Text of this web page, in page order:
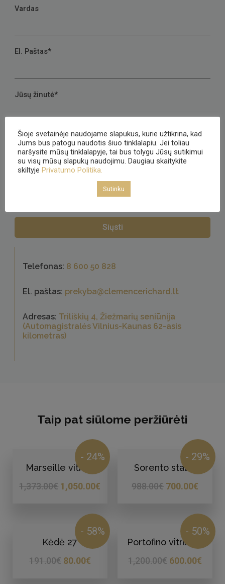
Vardas
El. Paštas*
Jūsų žinutė*
Sutinku, kad mano asmeniniai duomenys būtų
tvarkomi pagal internetinės svetainės privatumo politiką
Telefonas: 8 600 50 828
El. paštas: prekyba@clemencerichard.lt
Adresas: Triliškių 4, Žiežmarių seniūnija
(Automagistralės Vilnius-Kaunas 62-asis
kilometras)
Taip pat siūlome peržiūrėti
- 24%
Marseille vitrina
1,373.00€ 1,050.00€
- 29%
Sorento stalas
988.00€ 700.00€
- 58%
Kėdė 27
191.00€ 80.00€
- 50%
Portofino vitrina 4
1,200.00€ 600.00€
Šioje svetainėje naudojame slapukus, kurie užtikrina, kad
Jums bus patogu naudotis šiuo tinklalapiu. Jei toliau
naršysite mūsų tinklalapyje, tai bus tolygu Jūsų sutikimui
su visų mūsų slapukų naudojimu. Daugiau skaitykite
skiltyje Privatumo Politika.
Sutinku